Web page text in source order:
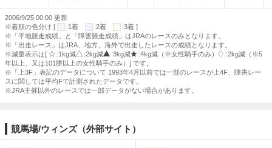
2006/9/25 00:00 更新
※着順の色分け [
:1着 :2着
:3着 ]
※「平地競走成績」と「障害競走成績」はJRAのレースのみとなります。
※「出走レース」はJRA、地方、海外で出走したレースの成績となります。
※減量表示は[
:1kg減 :2kg減 :3kg減 :4kg減（※女性騎手のみ）
:2kg減（※5
年以上、又は101勝以上の女性騎手のみ）] です。
※「上3F」表記のデータについて 1993年4月以前では一部のレースが上4F、障害レー
スに関しては平均Fで計測されたデータです。
※JRA主催以外のレースでは一部データがない場合があります。
競馬場/ウィンズ（外部サイト）